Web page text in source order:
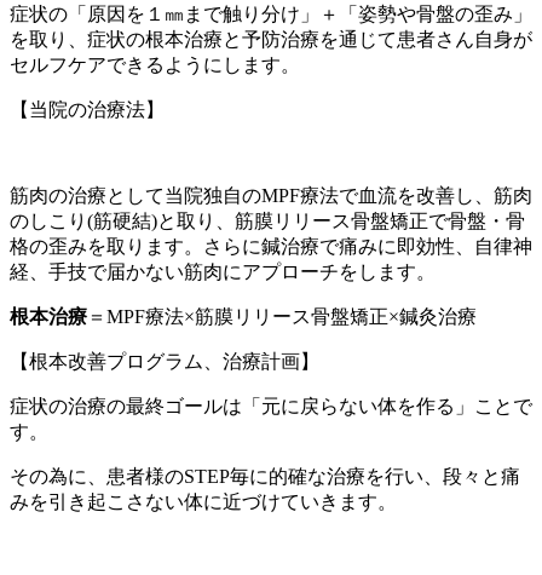
症状の「原因を１㎜まで触り分け」＋「姿勢や骨盤の歪み」
を取り、症状の根本治療と予防治療を通じて患者さん自身が
セルフケアできるようにします。
【当院の治療法】
筋肉の治療として当院独自のMPF療法で血流を改善し、筋肉
のしこり(筋硬結)と取り、筋膜リリース骨盤矯正で骨盤・骨
格の歪みを取ります。さらに鍼治療で痛みに即効性、自律神
経、手技で届かない筋肉にアプローチをします。
根本治療 ＝MPF療法×筋膜リリース骨盤矯正×鍼灸治療
【根本改善プログラム、治療計画】
症状の治療の最終ゴールは「元に戻らない体を作る」ことで
す。
その為に、患者様のSTEP毎に的確な治療を行い、段々と痛
みを引き起こさない体に近づけていきます。